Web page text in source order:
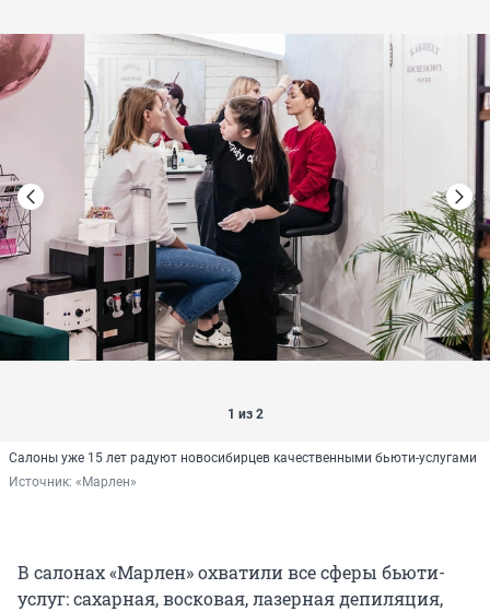
1 из 2
Салоны уже 15 лет радуют новосибирцев качественными бьюти-услугами
Источник: «Марлен»
В салонах «Марлен» охватили все сферы бьюти-
услуг: сахарная, восковая, лазерная депиляция,